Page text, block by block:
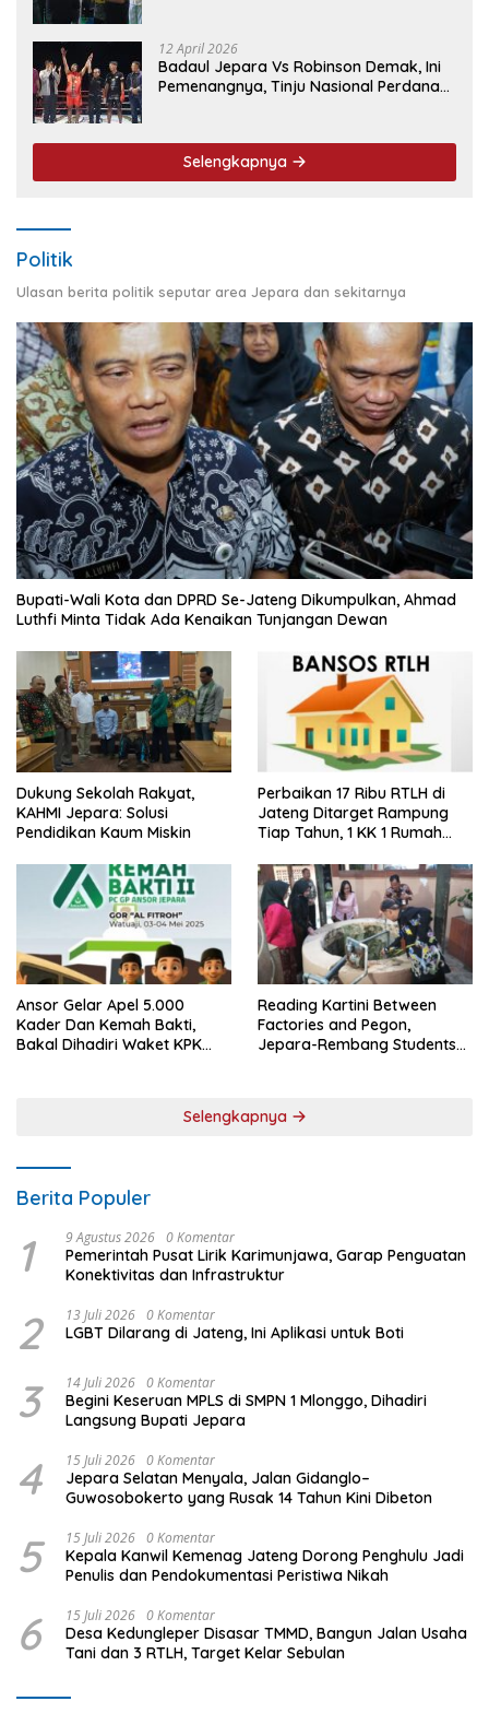
12 April 2026
Badaul Jepara Vs Robinson Demak, Ini
Pemenangnya, Tinju Nasional Perdana
Selengkapnya
Politik
Ulasan berita politik seputar area Jepara dan sekitarnya
Bupati-Wali Kota dan DPRD Se-Jateng Dikumpulkan, Ahmad
Luthfi Minta Tidak Ada Kenaikan Tunjangan Dewan
Dukung Sekolah Rakyat,
KAHMI Jepara: Solusi
Pendidikan Kaum Miskin
Perbaikan 17 Ribu RTLH di
Jateng Ditarget Rampung
Tiap Tahun, 1 KK 1 Rumah
Ansor Gelar Apel 5.000
Kader Dan Kemah Bakti,
Bakal Dihadiri Waket KPK
Reading Kartini Between
Factories and Pegon,
Jepara-Rembang Students
Selengkapnya
Berita Populer
1 9 Agustus 2026 0 Komentar
Pemerintah Pusat Lirik Karimunjawa, Garap Penguatan
Konektivitas dan Infrastruktur
2 13 Juli 2026 0 Komentar
LGBT Dilarang di Jateng, Ini Aplikasi untuk Boti
3 14 Juli 2026 0 Komentar
Begini Keseruan MPLS di SMPN 1 Mlonggo, Dihadiri
Langsung Bupati Jepara
4 15 Juli 2026 0 Komentar
Jepara Selatan Menyala, Jalan Gidanglo–
Guwosobokerto yang Rusak 14 Tahun Kini Dibeton
5 15 Juli 2026 0 Komentar
Kepala Kanwil Kemenag Jateng Dorong Penghulu Jadi
Penulis dan Pendokumentasi Peristiwa Nikah
6 15 Juli 2026 0 Komentar
Desa Kedungleper Disasar TMMD, Bangun Jalan Usaha
Tani dan 3 RTLH, Target Kelar Sebulan